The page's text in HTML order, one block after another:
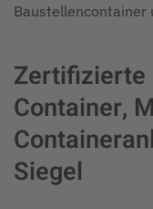
Baustellencontainer
Zertifizierte
Container,
Siegel